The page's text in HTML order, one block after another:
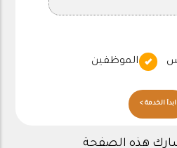
الموظفين
ابدأ الخدمة >
هذه الصفحة